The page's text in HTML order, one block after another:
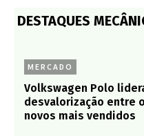
DESTAQUES
MERCADO
Volkswagen Polo
desvalorização entre
novos mais vendidos